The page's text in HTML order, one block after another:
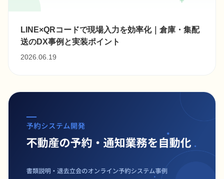
LINE×QRコードで現場入力を効率化｜倉庫・集配
送のDX事例と実装ポイント
2026.06.19